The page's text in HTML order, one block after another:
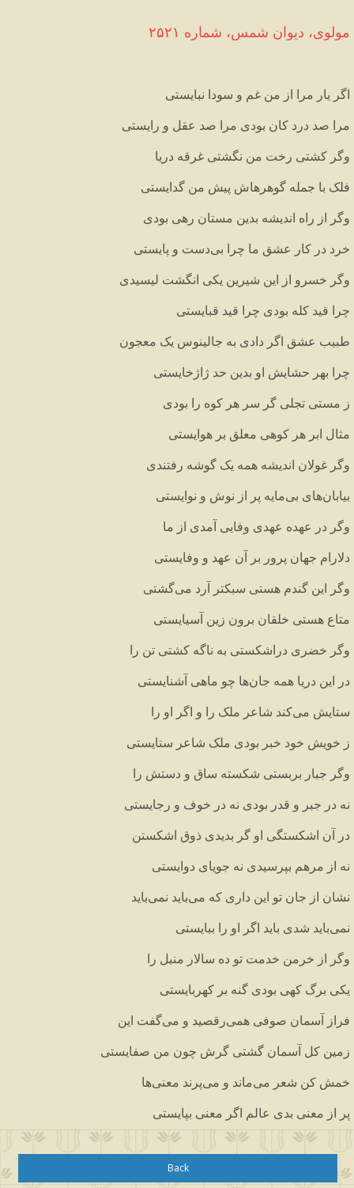
مولوی، دیوان شمس، شماره ۲۵۲۱
اگر یار مرا از من غم و سودا نبایستی
مرا صد درد کان بودی مرا صد عقل و رایستی
وگر کشتی رخت من نگشتی غرقه دریا
فلک با جمله گوهرهاش پیش من گدایستی
وگر از راه اندیشه بدین مستان رهی بودی
خرد در کار عشق ما چرا بیدست و پایستی
وگر خسرو از این شیرین یکی انگشت لیسیدی
چرا قید کله بودی چرا قید قبایستی
طبیب عشق اگر دادی به جالینوس یک معجون
چرا بهر حشایش او بدین حد ژاژخایستی
ز مستی تجلی گر سر هر کوه را بودی
مثال ابر هر کوهی معلق بر هوایستی
وگر غولان اندیشه همه یک گوشه رفتندی
بیابانهای بیمایه پر از نوش و نوایستی
وگر در عهده عهدی وفایی آمدی از ما
دلارام جهان پرور بر آن عهد و وفایستی
وگر این گندم هستی سبکتر آرد میگشتی
متاع هستی خلقان برون زین آسیایستی
وگر خضری دراشکستی به ناگه کشتی تن را
در این دریا همه جانها چو ماهی آشنایستی
ستایش میکند شاعر ملک را و اگر او را
ز خویش خود خبر بودی ملک شاعر ستایستی
وگر جبار بربستی شکسته ساق و دستش را
نه در جبر و قدر بودی نه در خوف و رجایستی
در آن اشکستگی او گر بدیدی ذوق اشکستن
نه از مرهم بپرسیدی نه جویای دوایستی
نشان از جان تو این داری که میباید نمیباید
نمیباید شدی باید اگر او را ببایستی
وگر از خرمن خدمت تو ده سالار منبل را
یکی برگ کهی بودی گنه بر کهربایستی
فراز آسمان صوفی همیرقصید و میگفت این
زمین کل آسمان گشتی گرش چون من صفایستی
خمش کن شعر میماند و میپرند معنیها
پر از معنی بدی عالم اگر معنی بپایستی
Back